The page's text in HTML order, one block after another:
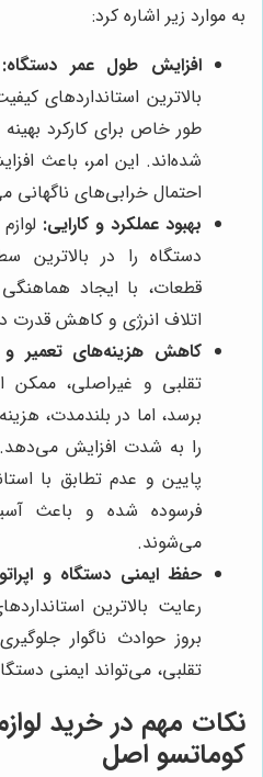
به موارد زیر اشاره کرد:
افزایش طول عمر دستگاه:
بالاترین استانداردهای
طور خاص برای کارکرد
شده‌اند. این امر، باعث
احتمال خرابی‌های ناگهانی
بهبود عملکرد و کارایی:
دستگاه را در
قطعات، با ایجاد
اتلاف انرژی و کاهش قدرت
کاهش هزینه‌های تعمیر و
تقلبی و غیراصلی، ممکن
برسد، اما در بلندمدت،
را به شدت افزایش
پایین و عدم تطابق با
فرسوده شده و باعث
می‌شوند.
حفظ ایمنی دستگاه و
رعایت بالاترین
بروز حوادث ناگوار
تقلبی، می‌تواند ایمنی
نکات مهم در خرید
کوماتسو اصل